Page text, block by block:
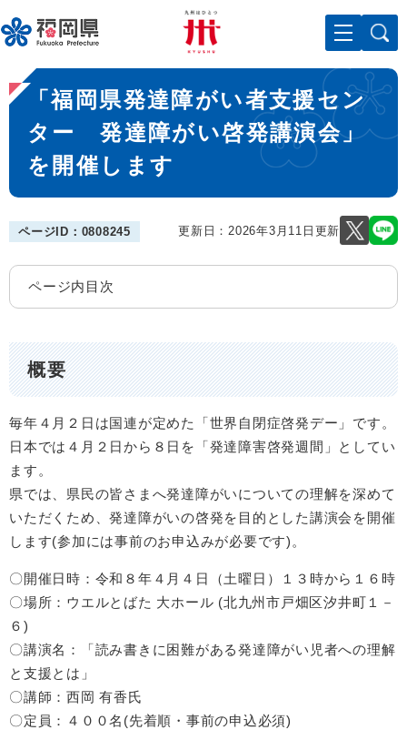
ー
ジ
先
頭
メニューを飛ばして本文へ
本
文
「福岡県発達障がい者支援セン
ター 発達障がい啓発講演会」
を開催します
ページID：0808245 更新日：2026年3月11日更新
ページ内目次
概要
毎年４月２日は国連が定めた「世界自閉症啓発デー」です。
日本では４月２日から８日を「発達障害啓発週間」としてい
ます。
県では、県民の皆さまへ発達障がいについての理解を深めて
いただくため、発達障がいの啓発を目的とした講演会を開催
します(参加には事前のお申込みが必要です)。
〇開催日時：令和８年４月４日（土曜日）１３時から１６時
〇場所：ウエルとばた 大ホール (北九州市戸畑区汐井町１－
６)
〇講演名：「読み書きに困難がある発達障がい児者への理解
と支援とは」
〇講師：西岡 有香氏
〇定員：４００名(先着順・事前の申込必須)